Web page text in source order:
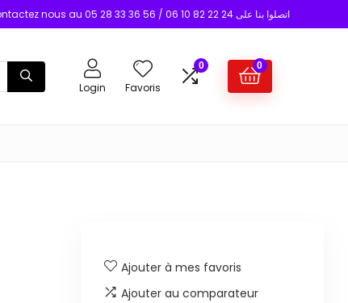
Contactez nous au 05 28 33 36 56 / 06 10 82 22 24 اتصلوا بنا على
Login Favoris
0 0
Ajouter à mes favoris
Ajouter au comparateur